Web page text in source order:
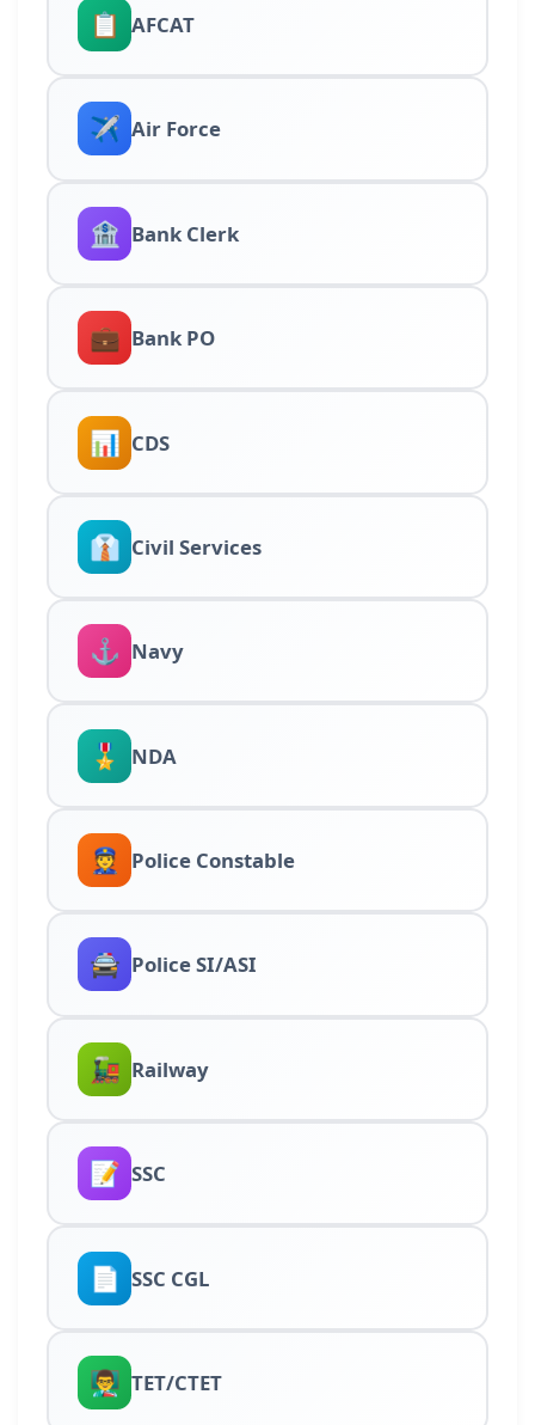
📋 AFCAT
✈️ Air Force
🏦 Bank Clerk
💼 Bank PO
📊 CDS
👔 Civil Services
⚓ Navy
🎖️ NDA
👮 Police Constable
🚔 Police SI/ASI
🚂 Railway
📝 SSC
📄 SSC CGL
👨‍🏫 TET/CTET